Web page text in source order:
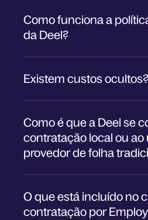
Como funciona a
da Deel?
Existem custos ocultos?
Como é que a Deel se
contratação local ou ao
provedor de folha
O que está incluído no
contratação por